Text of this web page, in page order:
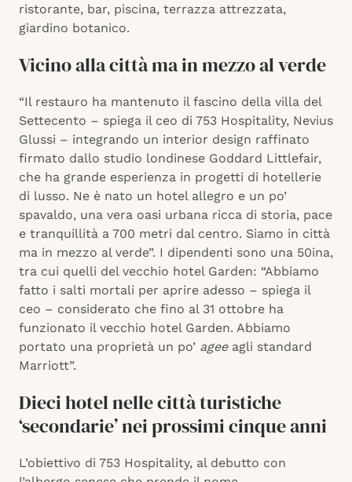
ristorante, bar, piscina, terrazza attrezzata,
giardino botanico.
Vicino alla città ma in mezzo al verde
“Il restauro ha mantenuto il fascino della villa del
Settecento – spiega il ceo di 753 Hospitality, Nevius
Glussi – integrando un interior design raffinato
firmato dallo studio londinese Goddard Littlefair,
che ha grande esperienza in progetti di hotellerie
di lusso. Ne è nato un hotel allegro e un po’
spavaldo, una vera oasi urbana ricca di storia, pace
e tranquillità a 700 metri dal centro. Siamo in città
ma in mezzo al verde”. I dipendenti sono una 50ina,
tra cui quelli del vecchio hotel Garden: “Abbiamo
fatto i salti mortali per aprire adesso – spiega il
ceo – considerato che fino al 31 ottobre ha
funzionato il vecchio hotel Garden. Abbiamo
portato una proprietà un po’ ageeagli standard
Marriott”.
Dieci hotel nelle città turistiche
‘secondarie’ nei prossimi cinque anni
L’obiettivo di 753 Hospitality, al debutto con